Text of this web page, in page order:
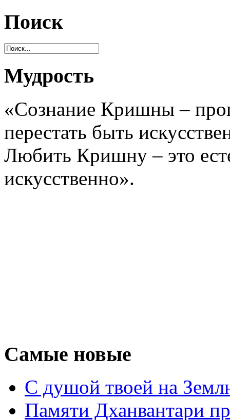
Поиск
Мудрость
«Сознание Кришны –
перестать быть
Любить Кришну – это
искусственно».
Самые новые
С душой твоей на
Памяти Дханвантари